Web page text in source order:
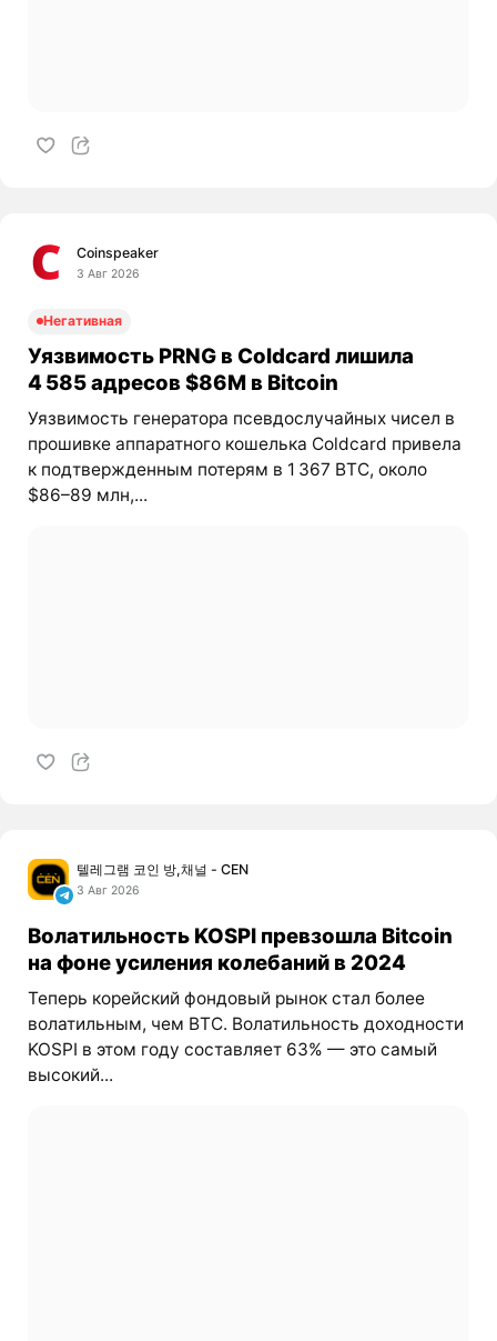
Coinspeaker
3 Авг 2026
Негативная
Уязвимость PRNG в Coldcard лишила
4 585 адресов $86M в Bitcoin
Уязвимость генератора псевдослучайных чисел в
прошивке аппаратного кошелька Coldcard привела
к подтвержденным потерям в 1 367 BTC, около
$86–89 млн,...
텔레그램 코인 방,채널 - CEN
3 Авг 2026
Волатильность KOSPI превзошла Bitcoin
на фоне усиления колебаний в 2024
Теперь корейский фондовый рынок стал более
волатильным, чем BTC. Волатильность доходности
KOSPI в этом году составляет 63% — это самый
высокий...